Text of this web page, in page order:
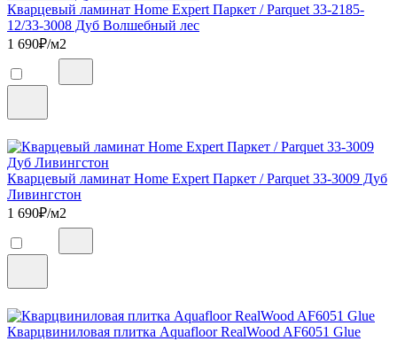
Кварцевый ламинат Home Expert Паркет / Parquet 33-2185-
12/33-3008 Дуб Волшебный лес
1 690₽/м2
Кварцевый ламинат Home Expert Паркет / Parquet 33-3009 Дуб
Ливингстон
1 690₽/м2
Кварцвиниловая плитка Aquafloor RealWood AF6051 Glue